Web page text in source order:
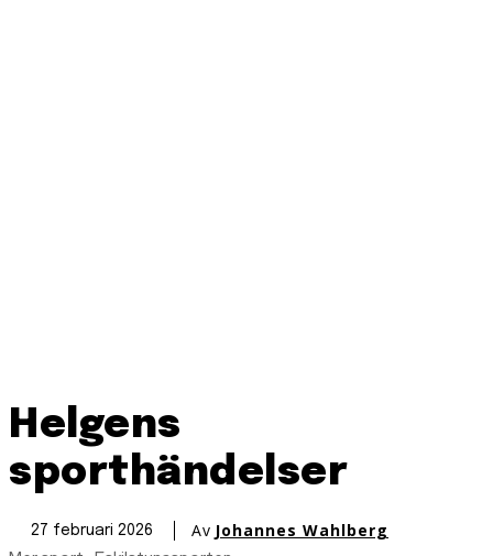
Helgens
sporthändelser
27 februari 2026 Av Johannes Wahlberg